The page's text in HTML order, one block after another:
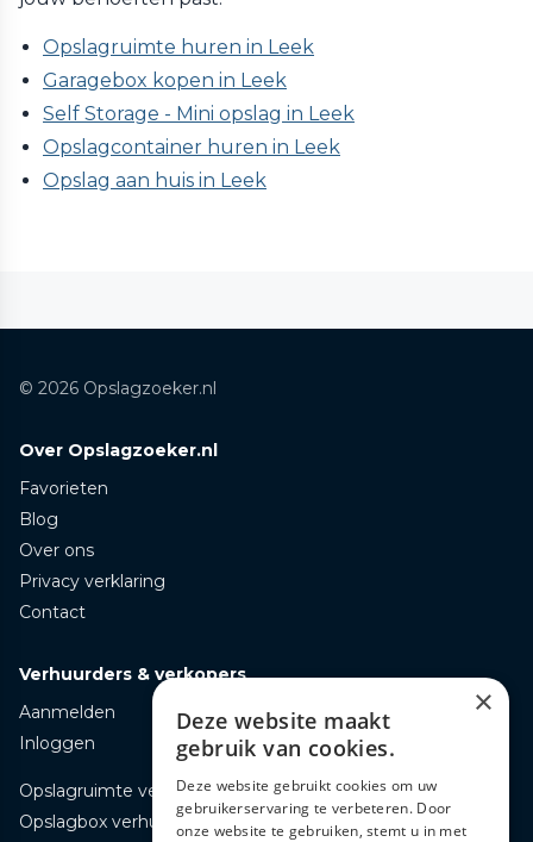
Opslagruimte huren in Leek
Garagebox kopen in Leek
Self Storage - Mini opslag in Leek
Opslagcontainer huren in Leek
Opslag aan huis in Leek
© 2026 Opslagzoeker.nl
Over Opslagzoeker.nl
Favorieten
Blog
Over ons
Privacy verklaring
Contact
Verhuurders & verkopers
Aanmelden
Inloggen
Opslagruimte verhuren
Opslagbox verhuren
×
Deze website maakt
gebruik van cookies.
Deze website gebruikt cookies om uw
gebruikerservaring te verbeteren. Door
onze website te gebruiken, stemt u in met